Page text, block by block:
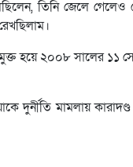
তিনি জেলে গেলেও
হয়ে ২০০৮ সালের ১১
দুর্নীতি মামলায়